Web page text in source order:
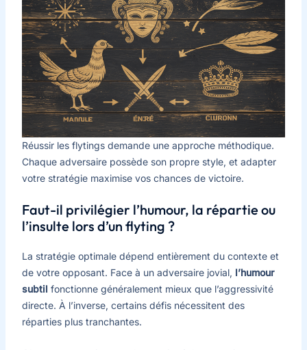
Réussir les flytings demande une approche méthodique.
Chaque adversaire possède son propre style, et adapter
votre stratégie maximise vos chances de victoire.
Faut-il privilégier l’humour, la répartie ou
l’insulte lors d’un flyting ?
La stratégie optimale dépend entièrement du contexte et
de votre opposant. Face à un adversaire jovial, l’humour
subtil fonctionne généralement mieux que l’aggressivité
directe. À l’inverse, certains défis nécessitent des
réparties plus tranchantes.